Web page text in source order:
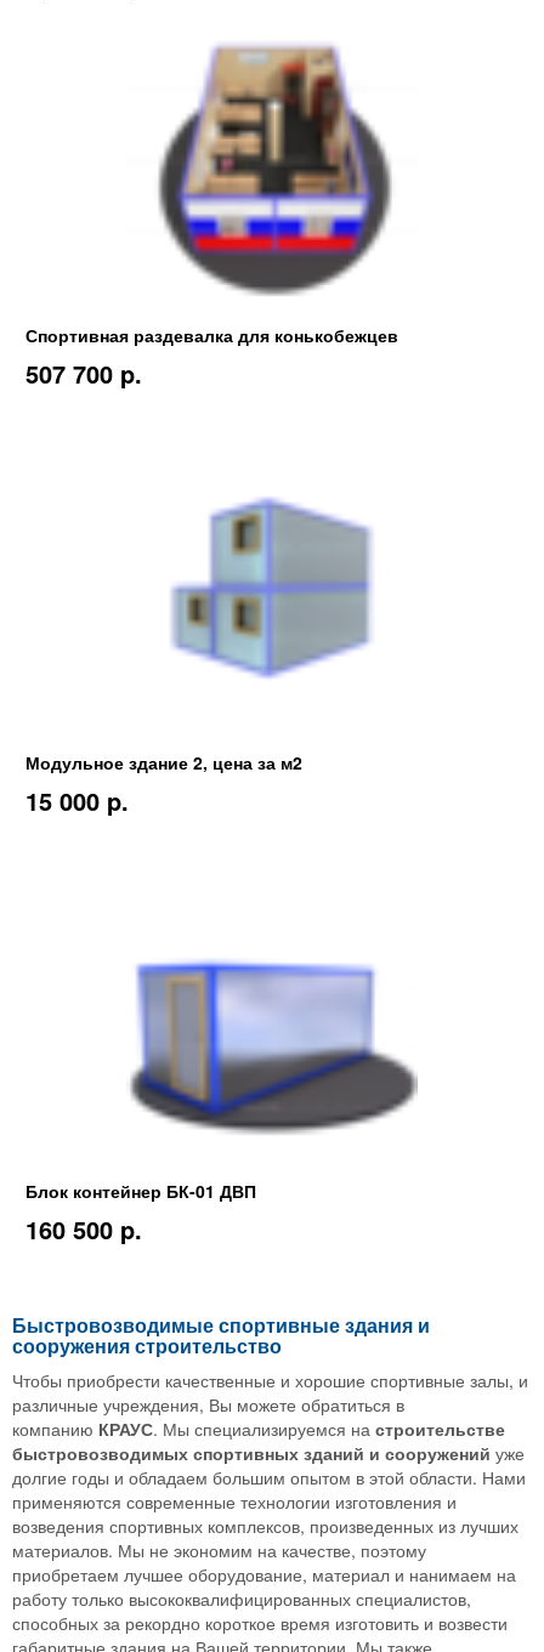
Спортивная раздевалка для конькобежцев
507 700 p.
Модульное здание 2, цена за м2
15 000 p.
Блок контейнер БК-01 ДВП
160 500 p.
Быстровозводимые спортивные здания и
сооружения строительство
Чтобы приобрести качественные и хорошие спортивные залы, и
различные учреждения, Вы можете обратиться в
компанию КРАУС. Мы специализируемся на строительстве
быстровозводимых спортивных зданий и сооружений уже
долгие годы и обладаем большим опытом в этой области. Нами
применяются современные технологии изготовления и
возведения спортивных комплексов, произведенных из лучших
материалов. Мы не экономим на качестве, поэтому
приобретаем лучшее оборудование, материал и нанимаем на
работу только высококвалифицированных специалистов,
способных за рекордно короткое время изготовить и возвести